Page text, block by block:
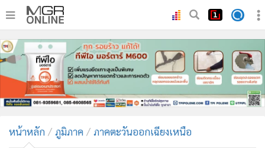
• หน้าหลัก
•
ทันเหตุการณ์
• ภาคใต้
• ภูมิภาค
• บันเทิง
หน้าหลัก ภูมิภาค ภาคตะวันออกเฉียงเหนือ